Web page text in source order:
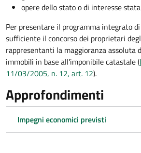
opere dello stato o di interesse
Per presentare il programma integrato
sufficiente il concorso dei proprietari
rappresentanti la maggioranza assoluta
immobili in base all'imponibile catastale (
11/03/2005, n. 12, art. 12).
Approfondimenti
Impegni economici previsti